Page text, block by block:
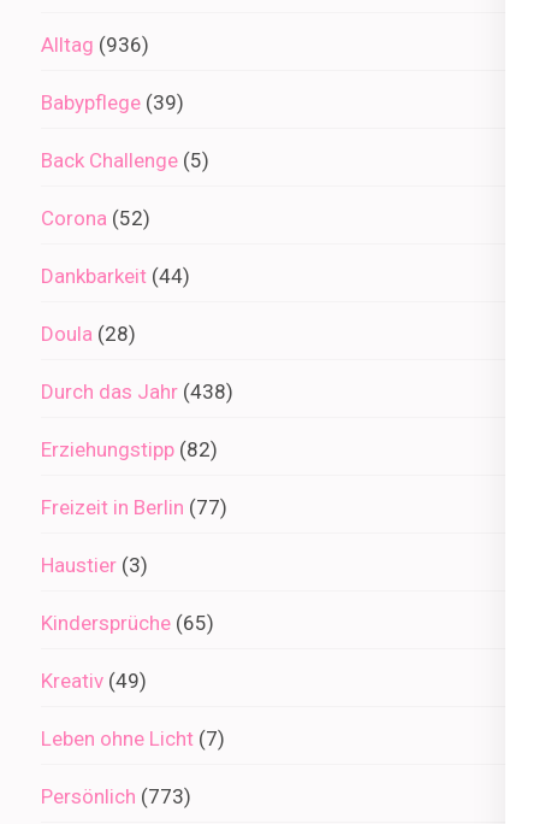
Alltag (936)
Babypflege (39)
Back Challenge (5)
Corona (52)
Dankbarkeit (44)
Doula (28)
Durch das Jahr (438)
Erziehungstipp (82)
Freizeit in Berlin (77)
Haustier (3)
Kindersprüche (65)
Kreativ (49)
Leben ohne Licht (7)
Persönlich (773)